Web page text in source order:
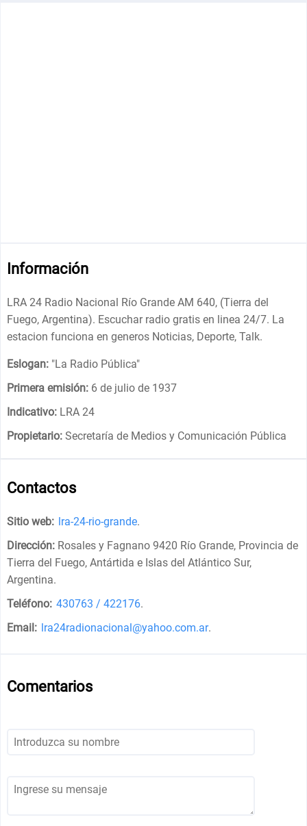
Información
LRA 24 Radio Nacional Río Grande AM 640, (Tierra del
Fuego, Argentina). Escuchar radio gratis en linea 24/7. La
estacion funciona en generos Noticias, Deporte, Talk.
Eslogan: "La Radio Pública"
Primera emisión: 6 de julio de 1937
Indicativo: LRA 24
Propietario: Secretaría de Medios y Comunicación Pública
Contactos
Sitio web: lra-24-rio-grande.
Dirección: Rosales y Fagnano 9420 Río Grande, Provincia de
Tierra del Fuego, Antártida e Islas del Atlántico Sur,
Argentina.
Teléfono: 430763 / 422176.
Email: lra24radionacional@yahoo.com.ar.
Comentarios